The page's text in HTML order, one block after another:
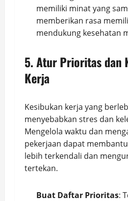
memiliki minat yang
memberikan rasa
mendukung kesehatan
5. Atur Prioritas dan
Kerja
Kesibukan kerja yang
menyebabkan stres dan
Mengelola waktu dan
pekerjaan dapat
lebih terkendali dan
tertekan.
Buat Daftar Prioritas: